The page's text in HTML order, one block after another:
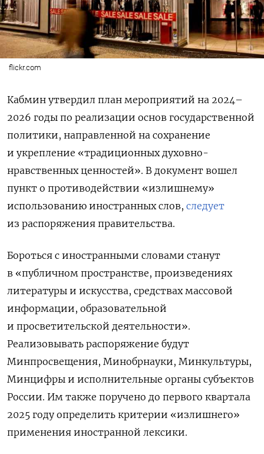
flickr.com
Кабмин утвердил план мероприятий на 2024–
2026 годы по реализации основ государственной
политики, направленной на сохранение
и укрепление «традиционных духовно-
нравственных ценностей». В документ вошел
пункт о противодействии «излишнему»
использованию иностранных слов, следует
из распоряжения правительства.
Бороться с иностранными словами станут
в «публичном пространстве, произведениях
литературы и искусства, средствах массовой
информации, образовательной
и просветительской деятельности».
Реализовывать распоряжение будут
Минпросвещения, Минобрнауки, Минкультуры,
Минцифры и исполнительные органы субъектов
России. Им также поручено до первого квартала
2025 году определить критерии «излишнего»
применения иностранной лексики.